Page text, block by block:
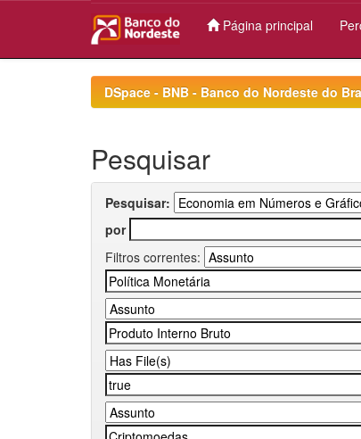
Página principal
DSpace - BNB - Banco do Nordeste do
Pesquisar
Pesquisar:
por
Filtros correntes: